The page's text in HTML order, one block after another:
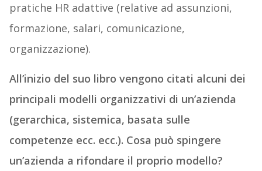
pratiche HR adattive (relative ad assunzioni,
formazione, salari, comunicazione,
organizzazione).
All’inizio del suo libro vengono citati alcuni dei
principali modelli organizzativi di un’azienda
(gerarchica, sistemica, basata sulle
competenze ecc. ecc.). Cosa può spingere
un’azienda a rifondare il proprio modello?